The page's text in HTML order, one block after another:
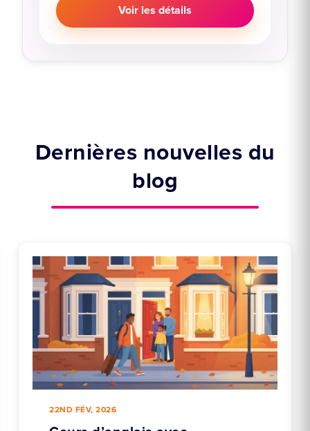
Voir les détails
Dernières nouvelles du
blog
22ND FÉV, 2026